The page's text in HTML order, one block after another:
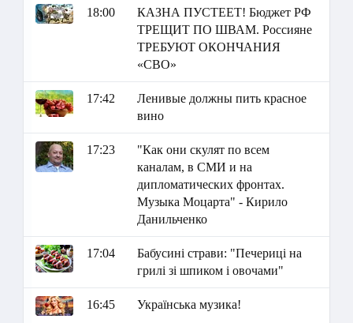
18:00
КАЗНА ПУСТЕЕТ! Бюджет РФ
ТРЕЩИТ ПО ШВАМ. Россияне
ТРЕБУЮТ ОКОНЧАНИЯ
«СВО»
17:42
Ленивые должны пить красное
вино
17:23
"Как они скулят по всем
каналам, в СМИ и на
дипломатических фронтах.
Музыка Моцарта" - Кирило
Данильченко
17:04
Бабусині страви: "Печериці на
грилі зі шпиком і овочами"
16:45 Українська музика!